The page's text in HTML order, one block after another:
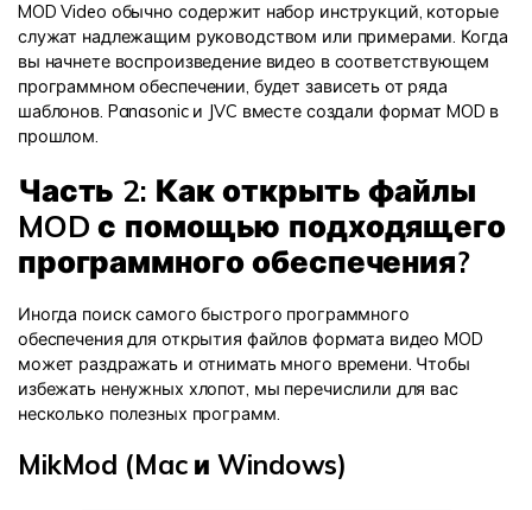
MOD Video обычно содержит набор инструкций, которые
служат надлежащим руководством или примерами. Когда
вы начнете воспроизведение видео в соответствующем
программном обеспечении, будет зависеть от ряда
шаблонов. Panasonic и JVC вместе создали формат MOD в
прошлом.
Часть 2: Как открыть файлы
MOD с помощью подходящего
программного обеспечения?
Иногда поиск самого быстрого программного
обеспечения для открытия файлов формата видео MOD
может раздражать и отнимать много времени. Чтобы
избежать ненужных хлопот, мы перечислили для вас
несколько полезных программ.
MikMod (Mac и Windows)